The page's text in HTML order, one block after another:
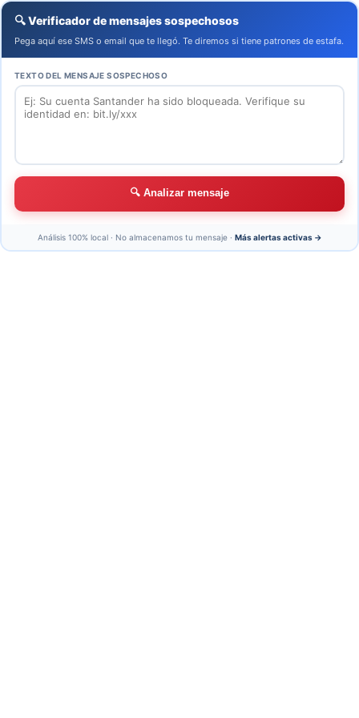
🔍 Verificador de mensajes sospechosos
Pega aquí ese SMS o email que te llegó. Te diremos si tiene patrones de estafa.
TEXTO DEL MENSAJE SOSPECHOSO
🔍 Analizar mensaje
Análisis 100% local · No almacenamos tu mensaje · Más alertas activas →